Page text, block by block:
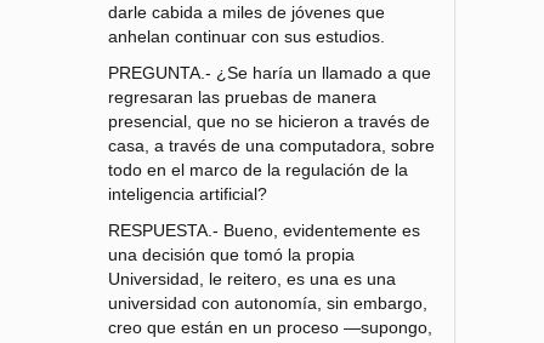
darle cabida a miles de jóvenes que
anhelan continuar con sus estudios.
PREGUNTA.- ¿Se haría un llamado a que
regresaran las pruebas de manera
presencial, que no se hicieron a través de
casa, a través de una computadora, sobre
todo en el marco de la regulación de la
inteligencia artificial?
RESPUESTA.- Bueno, evidentemente es
una decisión que tomó la propia
Universidad, le reitero, es una es una
universidad con autonomía, sin embargo,
creo que están en un proceso —supongo,